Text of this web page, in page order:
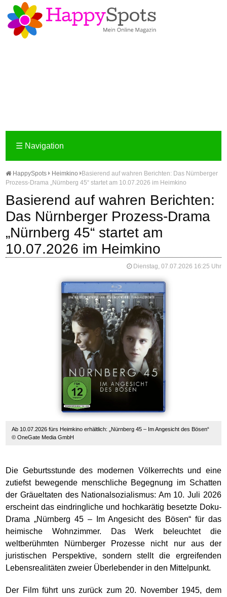
☰ Navigation
HappySpots Heimkino
Basierend auf wahren Berichten: Das Nürnberger
Prozess-Drama „Nürnberg 45“ startet am 10.07.2026 im Heimkino
Basierend auf wahren Berichten:
Das Nürnberger Prozess-Drama
„Nürnberg 45“ startet am
10.07.2026 im Heimkino
Dienstag, 07.07.2026 16:25 Uhr
Ab 10.07.2026 fürs Heimkino erhältlich: „Nürnberg 45 – Im Angesicht des Bösen“
© OneGate Media GmbH
Die Geburtsstunde des modernen Völkerrechts und eine
zutiefst bewegende menschliche Begegnung im Schatten
der Gräueltaten des Nationalsozialismus: Am 10. Juli 2026
erscheint das eindringliche und hochkarätig besetzte Doku-
Drama „Nürnberg 45 – Im Angesicht des Bösen“ für das
heimische Wohnzimmer. Das Werk beleuchtet die
weltberühmten Nürnberger Prozesse nicht nur aus der
juristischen Perspektive, sondern stellt die ergreifenden
Lebensrealitäten zweier Überlebender in den Mittelpunkt.
Der Film führt uns zurück zum 20. November 1945, dem